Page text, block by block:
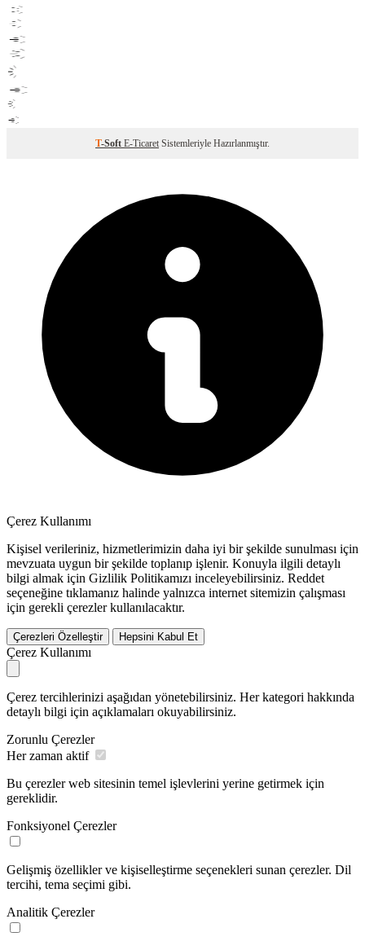
T-Soft E-Ticaret Sistemleriyle Hazırlanmıştır.
Çerez Kullanımı
Kişisel verileriniz, hizmetlerimizin daha iyi bir şekilde sunulması için
mevzuata uygun bir şekilde toplanıp işlenir. Konuyla ilgili detaylı
bilgi almak için Gizlilik Politikamızı inceleyebilirsiniz. Reddet
seçeneğine tıklamanız halinde yalnızca internet sitemizin çalışması
için gerekli çerezler kullanılacaktır.
Çerezleri Özelleştir Hepsini Kabul Et
Çerez Kullanımı
Çerez tercihlerinizi aşağıdan yönetebilirsiniz. Her kategori hakkında
detaylı bilgi için açıklamaları okuyabilirsiniz.
Zorunlu Çerezler
Her zaman aktif
Bu çerezler web sitesinin temel işlevlerini yerine getirmek için
gereklidir.
Fonksiyonel Çerezler
Gelişmiş özellikler ve kişiselleştirme seçenekleri sunan çerezler. Dil
tercihi, tema seçimi gibi.
Analitik Çerezler